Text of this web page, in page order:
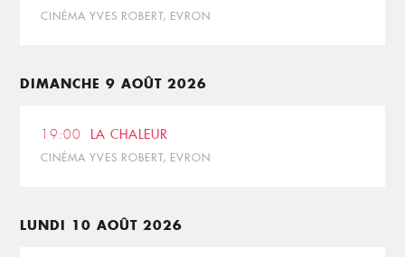
CINÉMA YVES ROBERT, EVRON
DIMANCHE 9 AOÛT 2026
19:00 LA CHALEUR
CINÉMA YVES ROBERT, EVRON
LUNDI 10 AOÛT 2026